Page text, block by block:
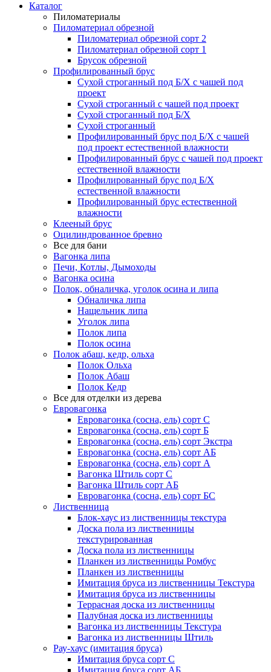
Каталог
Пиломатериалы
Пиломатериал обрезной
Пиломатериал обрезной сорт 2
Пиломатериал обрезной сорт 1
Брусок обрезной
Профилированный брус
Сухой строганный под Б/Х с чашей под
проект
Сухой строганный с чашей под проект
Сухой строганный под Б/Х
Сухой строганный
Профилированный брус под Б/Х с чашей
под проект естественной влажности
Профилированный брус с чашей под проект
естественной влажности
Профилированный брус под Б/Х
естественной влажности
Профилированный брус естественной
влажности
Клееный брус
Оцилиндрованное бревно
Все для бани
Вагонка липа
Печи, Котлы, Дымоходы
Вагонка осина
Полок, обналичка, уголок осина и липа
Обналичка липа
Нащельник липа
Уголок липа
Полок липа
Полок осина
Полок абаш, кедр, ольха
Полок Ольха
Полок Абаш
Полок Кедр
Все для отделки из дерева
Евровагонка
Евровагонка (сосна, ель) сорт С
Евровагонка (сосна, ель) сорт Б
Евровагонка (сосна, ель) сорт Экстра
Евровагонка (сосна, ель) сорт АБ
Евровагонка (сосна, ель) сорт А
Вагонка Штиль сорт С
Вагонка Штиль сорт АБ
Евровагонка (сосна, ель) сорт БС
Лиственница
Блок-хаус из лиственницы текстура
Доска пола из лиственницы
текстурированная
Доска пола из лиственницы
Планкен из лиственницы Ромбус
Планкен из лиственницы
Имитация бруса из лиственницы Текстура
Имитация бруса из лиственницы
Террасная доска из лиственницы
Палубная доска из лиственницы
Вагонка из лиственницы Текстура
Вагонка из лиственницы Штиль
Рау-хаус (имитация бруса)
Имитация бруса сорт С
Имитация бруса сорт АБ